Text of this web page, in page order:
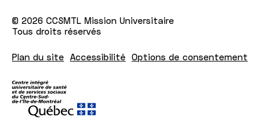
© 2026 CCSMTL Mission Universitaire
Tous droits réservés
Plan du site Accessibilité Options de consentement